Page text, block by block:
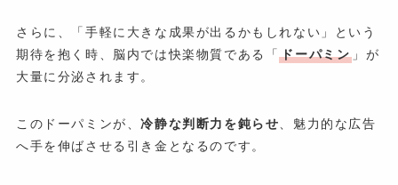
さらに、「手軽に大きな成果が出るかもしれない」という
期待を抱く時、脳内では快楽物質である「ドーパミン 」が
大量に分泌されます。
このドーパミンが、冷静な判断力を鈍らせ 、魅力的な広告
へ手を伸ばさせる引き金となるのです。